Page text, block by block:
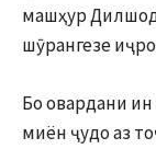
машҳур
шӯрангезе
Бо овардани
миён ҷудо аз